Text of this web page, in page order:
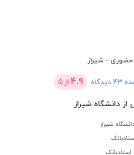
- شیراز
4.9 از 5
دانشگاه شیراز
شیراز